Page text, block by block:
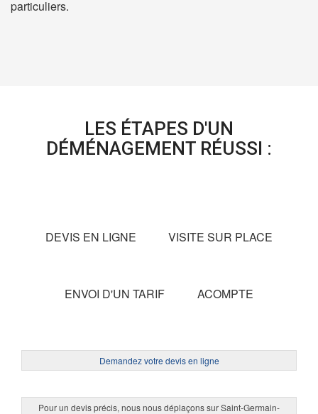
particuliers.
LES ÉTAPES D'UN
DÉMÉNAGEMENT RÉUSSI :
DEVIS EN LIGNE VISITE SUR PLACE
ENVOI D'UN TARIF ACOMPTE
Demandez votre devis en ligne
Pour un devis précis, nous nous déplaçons sur Saint-Germain-